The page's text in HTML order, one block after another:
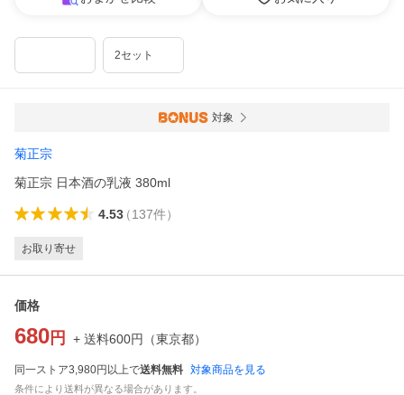
2セット
対象
菊正宗
菊正宗 日本酒の乳液 380ml
4.53（137件）
お取り寄せ
価格
680 円 + 送料600円 （東京都）
同一ストア3,980円以上で送料無料 対象商品を見る
条件により送料が異なる場合があります。